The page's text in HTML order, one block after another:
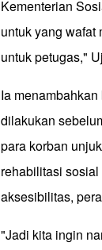
Kementerian
untuk yang wafat
untuk petugas,"
Ia
dilakukan
para korban
rehabilitasi
aksesibilitas,
"Jadi kita ingin